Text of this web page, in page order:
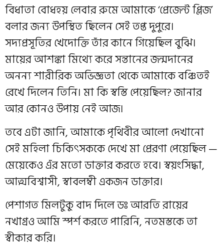
বিধাতা বোধহয় লেবার রুমে আমাকে ‘প্রেজেন্ট প্লিজ’
বলার জন্য উপস্থিত ছিলেন সেই তপ্ত দুপুরে।
সদ্যপ্রসূতির খেদোক্তি তাঁর কানে গিয়েছিল বুঝি।
মায়ের আশঙ্কা মিথ্যে করে সন্তানের জন্মদানের
অনন্য শারীরিক অভিজ্ঞতা থেকে আমাকে বঞ্চিতই
রেখে দিলেন তিনি। মা কি স্বস্তি পেয়েছিল? জানার
আর কোনও উপায় নেই আজ।
তবে এটা জানি, আমাকে পৃথিবীর আলো দেখানো
সেই মহিলা চিকিৎসককে দেখে মা প্রেরণা পেয়েছিল —
মেয়েকেও এঁর মতো ডাক্তার করতে হবে। স্বয়ংসিদ্ধা,
আত্মবিশ্বাসী, স্বাবলম্বী একজন ডাক্তার।
পেশাগত মিলটুকু বাদ দিলে ডঃ আরতি রায়ের
নখাগ্রও আমি স্পর্শ করতে পারিনি, নতমস্তকে তা
স্বীকার করি।